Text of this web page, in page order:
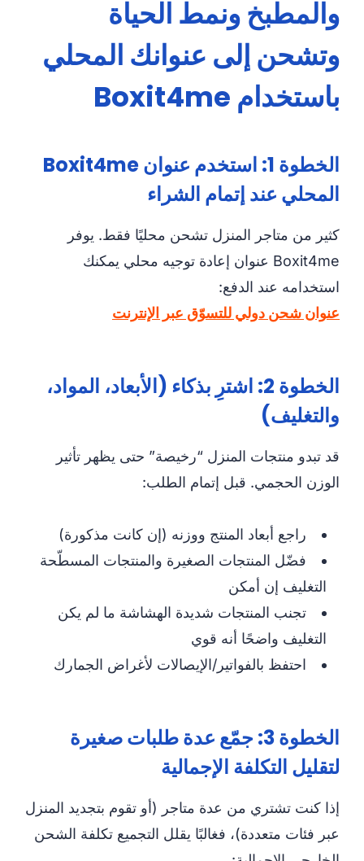
والمطبخ ونمط الحياة
وتشحن إلى عنوانك المحلي
باستخدام Boxit4me
الخطوة 1: استخدم عنوان Boxit4me
المحلي عند إتمام الشراء
كثير من متاجر المنزل تشحن محليًا فقط. يوفر
Boxit4me عنوان إعادة توجيه محلي يمكنك
استخدامه عند الدفع:
عنوان شحن دولي للتسوّق عبر الإنترنت
الخطوة 2: اشترِ بذكاء (الأبعاد، المواد،
والتغليف)
قد تبدو منتجات المنزل “رخيصة” حتى يظهر تأثير
الوزن الحجمي. قبل إتمام الطلب:
راجع أبعاد المنتج ووزنه (إن كانت مذكورة)
فضّل المنتجات الصغيرة والمنتجات المسطّحة
التغليف إن أمكن
تجنب المنتجات شديدة الهشاشة ما لم يكن
التغليف واضحًا أنه قوي
احتفظ بالفواتير/الإيصالات لأغراض الجمارك
الخطوة 3: جمّع عدة طلبات صغيرة
لتقليل التكلفة الإجمالية
إذا كنت تشتري من عدة متاجر (أو تقوم بتجديد المنزل
عبر فئات متعددة)، فغالبًا يقلل التجميع تكلفة الشحن